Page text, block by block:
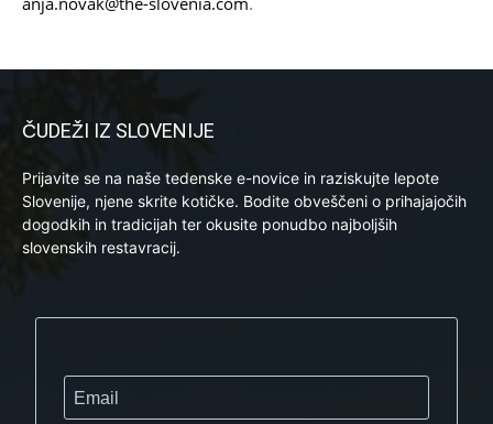
ČUDEŽI IZ SLOVENIJE
Prijavite se na naše tedenske e-novice in raziskujte lepote
Slovenije, njene skrite kotičke. Bodite obveščeni o prihajajočih
dogodkih in tradicijah ter okusite ponudbo najboljših
slovenskih restavracij.